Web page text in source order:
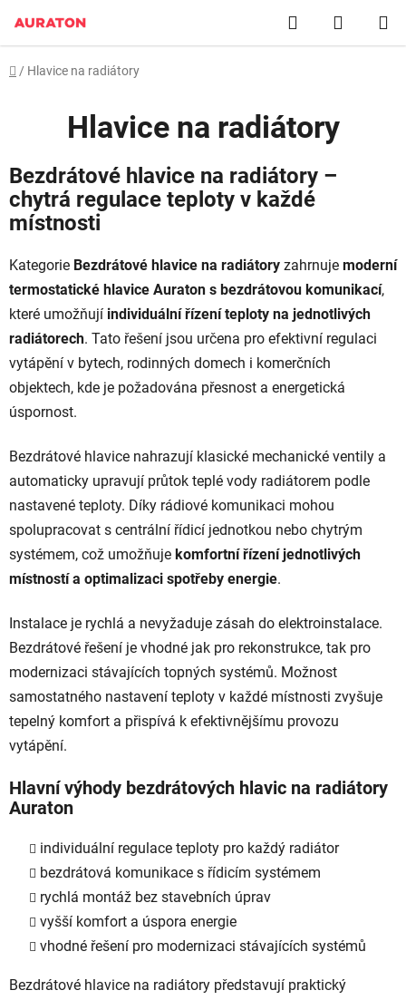
na
obsah
Hledat
KOŠÍK
Domů
/ Hlavice na radiátory
Hlavice na radiátory
Bezdrátové hlavice na radiátory –
chytrá regulace teploty v každé
místnosti
Kategorie Bezdrátové hlavice na radiátory zahrnuje moderní
termostatické hlavice Auraton s bezdrátovou komunikací,
které umožňují individuální řízení teploty na jednotlivých
radiátorech. Tato řešení jsou určena pro efektivní regulaci
vytápění v bytech, rodinných domech i komerčních
objektech, kde je požadována přesnost a energetická
úspornost.
Bezdrátové hlavice nahrazují klasické mechanické ventily a
automaticky upravují průtok teplé vody radiátorem podle
nastavené teploty. Díky rádiové komunikaci mohou
spolupracovat s centrální řídicí jednotkou nebo chytrým
systémem, což umožňuje komfortní řízení jednotlivých
místností a optimalizaci spotřeby energie.
Instalace je rychlá a nevyžaduje zásah do elektroinstalace.
Bezdrátové řešení je vhodné jak pro rekonstrukce, tak pro
modernizaci stávajících topných systémů. Možnost
samostatného nastavení teploty v každé místnosti zvyšuje
tepelný komfort a přispívá k efektivnějšímu provozu
vytápění.
Hlavní výhody bezdrátových hlavic na radiátory
Auraton
individuální regulace teploty pro každý radiátor
bezdrátová komunikace s řídicím systémem
rychlá montáž bez stavebních úprav
vyšší komfort a úspora energie
vhodné řešení pro modernizaci stávajících systémů
Bezdrátové hlavice na radiátory představují praktický